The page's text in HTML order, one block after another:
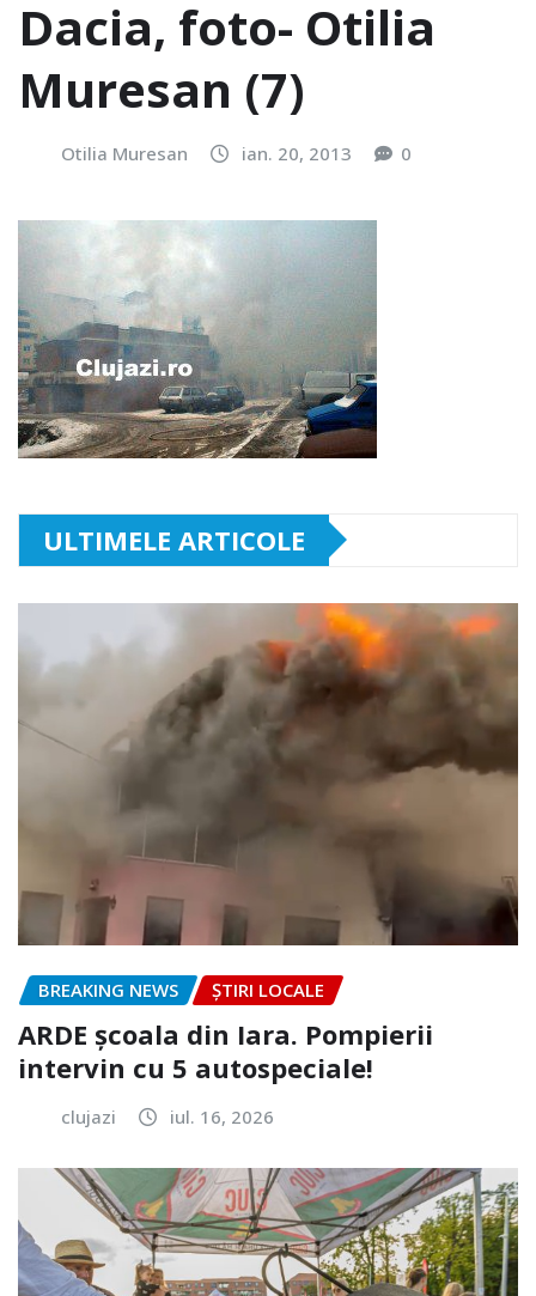
Dacia, foto- Otilia
Muresan (7)
Otilia Muresan ian. 20, 2013 0
ULTIMELE ARTICOLE
BREAKING NEWS ȘTIRI LOCALE
ARDE școala din Iara. Pompierii
intervin cu 5 autospeciale!
clujazi iul. 16, 2026